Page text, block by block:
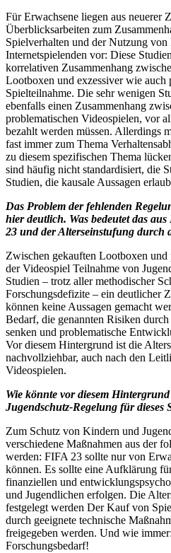
Für Erwachsene liegen aus neuerer
Überblicksarbeiten zum
Spielverhalten und der Nutzung
Internetspielenden vor: Diese
korrelativen Zusammenhang
Lootboxen und exzessiver wie auch
Spielteilnahme. Die sehr wenigen
ebenfalls einen Zusammenhang
problematischen Videospielen, vor
bezahlt werden müssen. Allerdings
fast immer zum Thema
zu diesem spezifischen Thema
sind häufig nicht standardisiert, die
Studien, die kausale Aussagen
Das Problem der fehlenden
hier deutlich. Was bedeutet das
23 und der Alterseinstufung durch
Zwischen gekauften Lootboxen
der Videospiel Teilnahme von
Studien – trotz aller methodischer
Forschungsdefizite – ein deutlicher
können keine Aussagen gemacht
Bedarf, die genannten Risiken
senken und problematische
Vor diesem Hintergrund ist die
nachvollziehbar, auch nach den
Videospielen.
Wie könnte vor diesem
Jugendschutz-Regelung für dieses
Zum Schutz von Kindern und
verschiedene Maßnahmen aus der
werden: FIFA 23 sollte nur von
können. Es sollte eine Aufklärung
finanziellen und
und Jugendlichen erfolgen. Die
festgelegt werden Der Kauf von
durch geeignete technische
freigegeben werden. Und wie
Forschungsbedarf!